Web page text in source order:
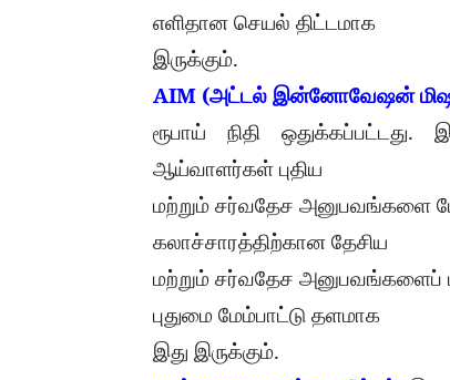
எளிதான செயல் திட்டமாக
இருக்கும்.
AIM (அட்டல் இன்னோவேஷன்
ரூபாய்
நிதி ஒதுக்கப்பட்டது.
ஆய்வாளர்கள் புதிய
மற்றும் சர்வதேச அனுபவங்களை
கலாச்சாரத்திற்கான தேசிய
மற்றும் சர்வதேச அனுபவங்களைப்
புதுமை மேம்பாட்டு தளமாக
இது இருக்கும்.